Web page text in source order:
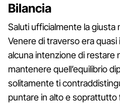
Bilancia
Saluti ufficialmente la giusta
Venere di traverso era quasi
alcuna intenzione di restare
mantenere quell’equilibrio
solitamente ti
puntare in alto e soprattutto